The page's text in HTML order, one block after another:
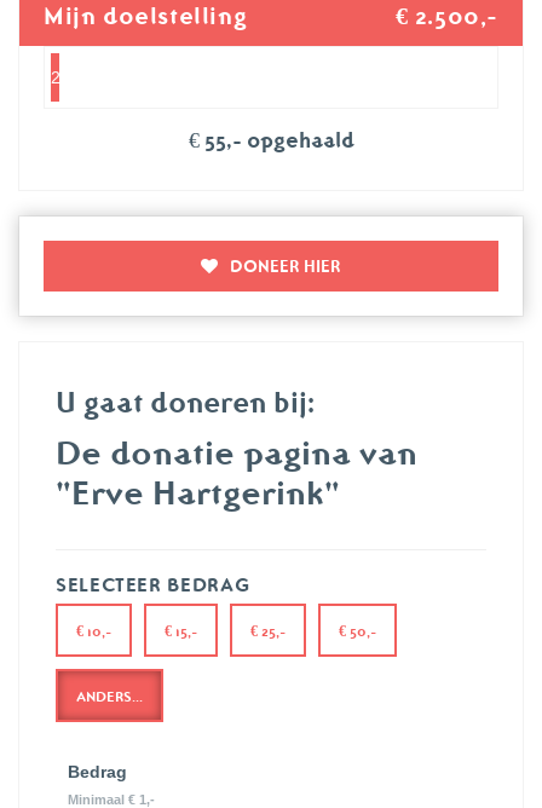
Mijn doelstelling € 2.500,-
2%
€ 55,- opgehaald
DONEER HIER
U gaat doneren bij:
De donatie pagina van
"Erve Hartgerink"
SELECTEER BEDRAG
€ 10,- € 15,- € 25,- € 50,-
ANDERS...
Bedrag
Minimaal € 1,-